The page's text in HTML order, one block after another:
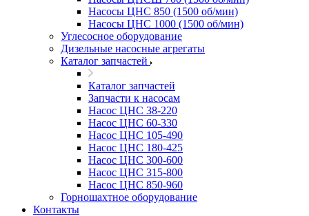
Насосы ЦНС 850 (1500 об/мин)
Насосы ЦНС 1000 (1500 об/мин)
Углесосное оборудование
Дизельные насосные агрегаты
Каталог запчастей
Каталог запчастей
Запчасти к насосам
Насос ЦНС 38-220
Насос ЦНС 60-330
Насос ЦНС 105-490
Насос ЦНС 180-425
Насос ЦНС 300-600
Насос ЦНС 315-800
Насос ЦНС 850-960
Горношахтное оборудование
Контакты